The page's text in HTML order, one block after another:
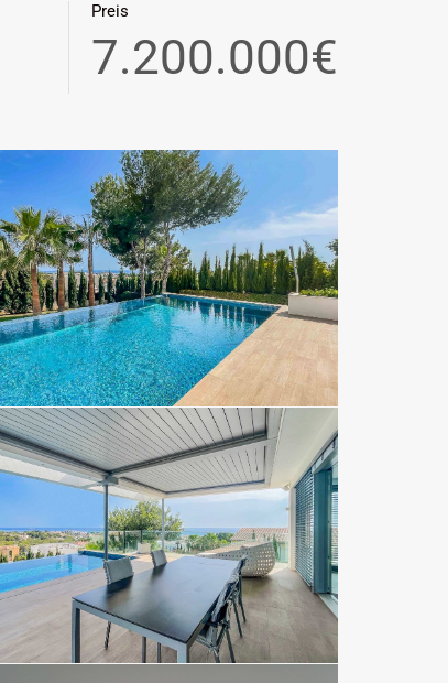
Preis
7.200.000€